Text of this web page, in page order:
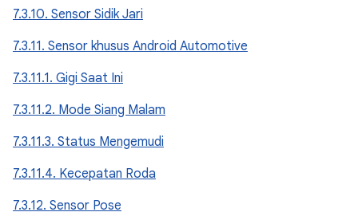
7.3.10. Sensor Sidik Jari
7.3.11. Sensor khusus Android Automotive
7.3.11.1. Gigi Saat Ini
7.3.11.2. Mode Siang Malam
7.3.11.3. Status Mengemudi
7.3.11.4. Kecepatan Roda
7.3.12. Sensor Pose